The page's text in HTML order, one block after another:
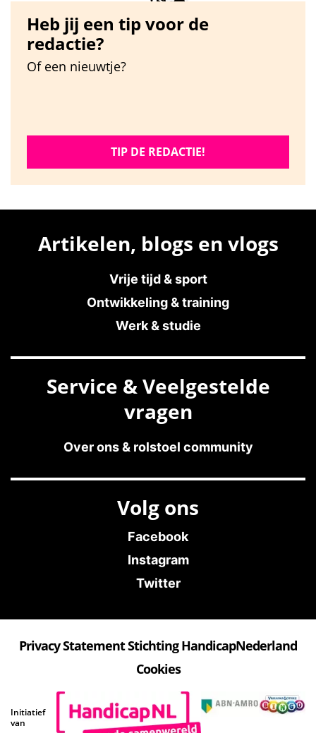
Heb jij een tip voor de
redactie?
Of een nieuwtje?
TIP DE REDACTIE!
Artikelen, blogs en vlogs
Vrije tijd & sport
Ontwikkeling & training
Werk & studie
Service & Veelgestelde
vragen
Over ons & rolstoel community
Volg ons
Facebook
Instagram
Twitter
Privacy Statement Stichting HandicapNederland
Cookies
Initiatief
van